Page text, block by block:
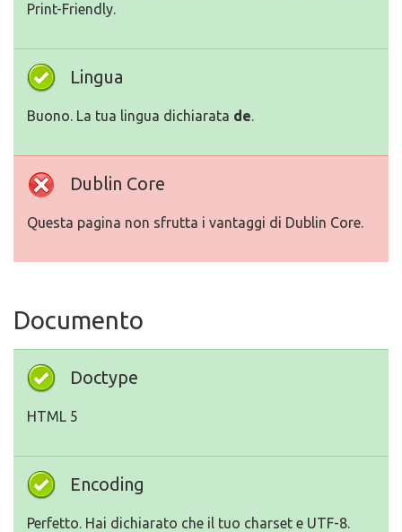
Print-Friendly.
Lingua
Buono. La tua lingua dichiarata de.
Dublin Core
Questa pagina non sfrutta i vantaggi di Dublin Core.
Documento
Doctype
HTML 5
Encoding
Perfetto. Hai dichiarato che il tuo charset e UTF-8.